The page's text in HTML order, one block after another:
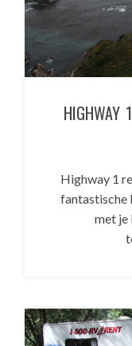
HIGHWAY
Highway 1
fantastische
met je